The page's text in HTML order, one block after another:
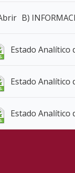
B)
Estado Analítico
Estado Analítico
Estado Analítico